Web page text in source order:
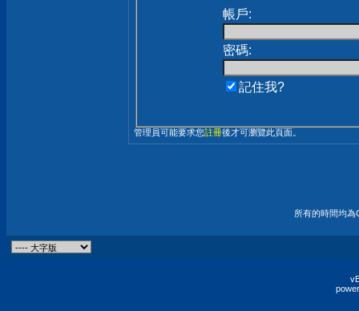
帳戶:
密碼:
記住我?
管理員可能要求您註冊後才可瀏覽此頁面。
所有的時間均為